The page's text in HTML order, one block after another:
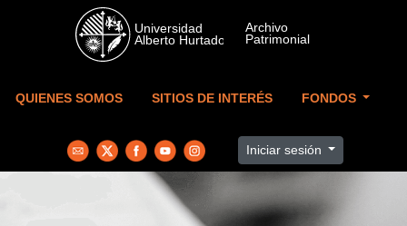
Skip to main content
QUIENES SOMOS SITIOS DE INTERÉS FONDOS
Iniciar sesión